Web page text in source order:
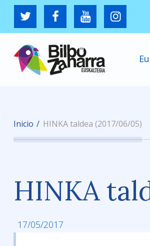
Inicio HINKA taldea (2017/06/05)
HINKA
17/05/2017